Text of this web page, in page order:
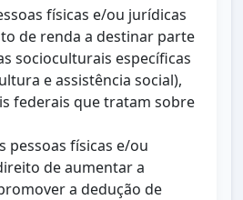
físicas e/ou jurídicas
de renda a destinar parte
socioculturais específicas
e assistência social),
federais que tratam sobre
pessoas físicas e/ou
de aumentar a
a dedução de